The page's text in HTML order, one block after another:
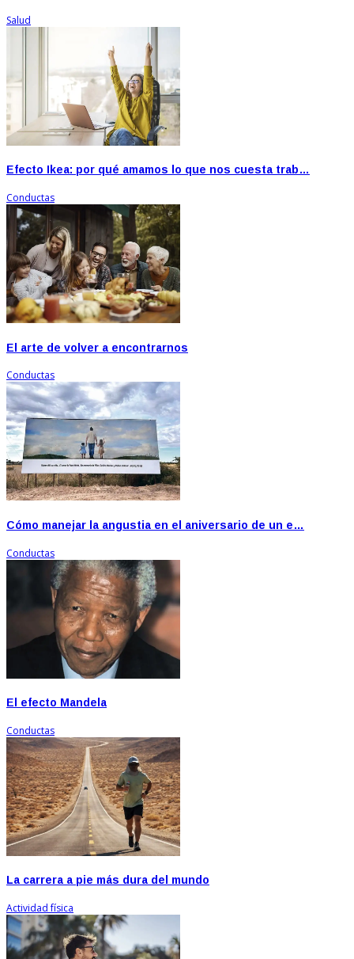
Salud
Efecto Ikea: por qué amamos lo que nos cuesta trab…
Conductas
El arte de volver a encontrarnos
Conductas
Cómo manejar la angustia en el aniversario de un e…
Conductas
El efecto Mandela
Conductas
La carrera a pie más dura del mundo
Actividad física